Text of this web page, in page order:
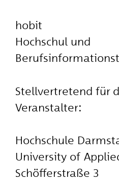
hobit
Hochschul und
Stellvertretend für
Veranstalter:
Hochschule
University of
Schöfferstraße 3